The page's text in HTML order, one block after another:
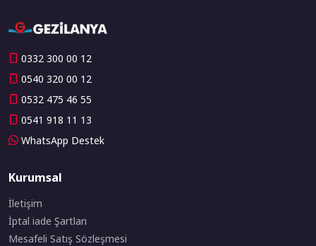
0332 300 00 12
0540 320 00 12
0532 475 46 55
0541 918 11 13
WhatsApp Destek
Kurumsal
İletişim
İptal iade Şartları
Mesafeli Satış Sözleşmesi